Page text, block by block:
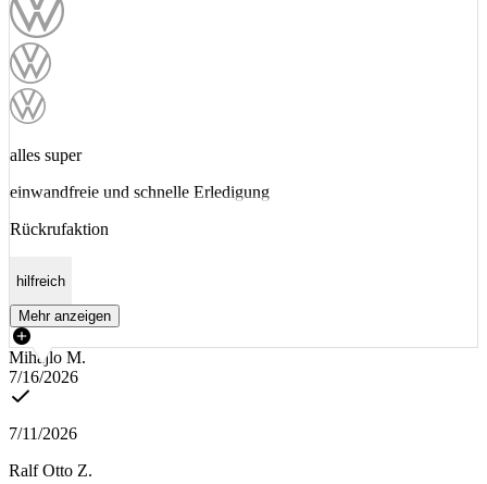
alles super
einwandfreie und schnelle Erledigung
Rückrufaktion
hilfreich
Mehr anzeigen
Mihajlo M.
7/16/2026
7/11/2026
Ralf Otto Z.